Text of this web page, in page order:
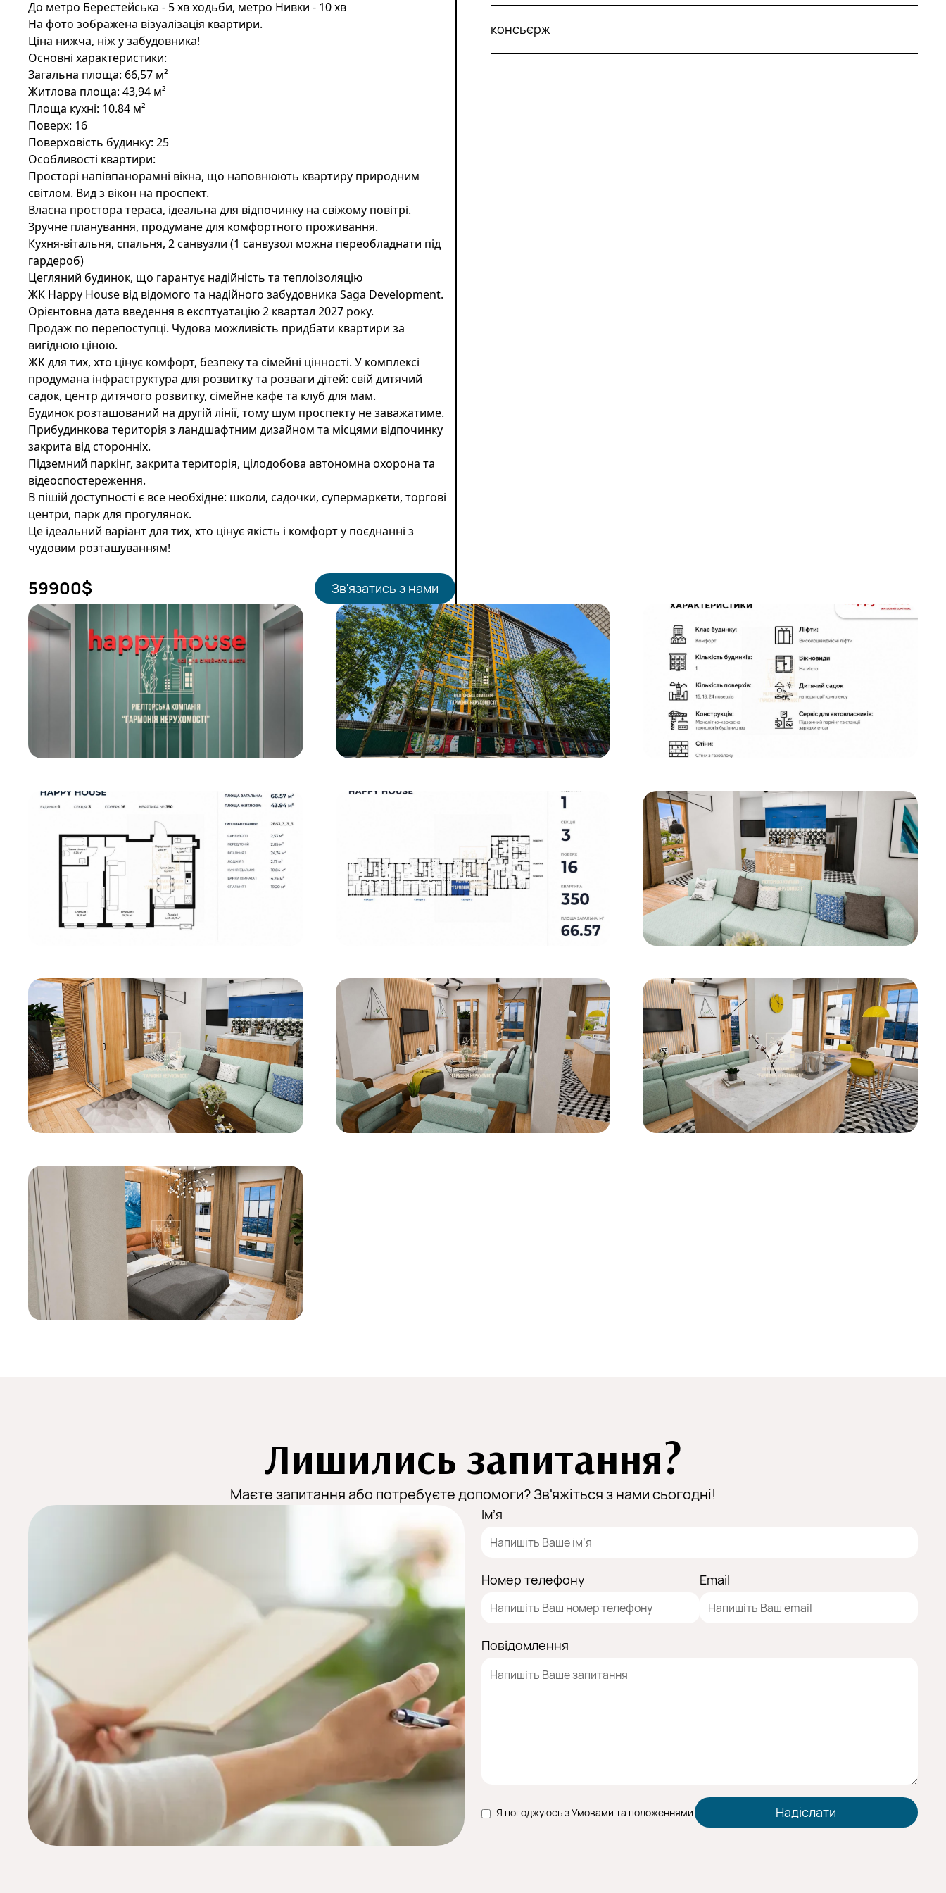
До метро Берестейська - 5 хв ходьби, метро Нивки - 10 хв
На фото зображена візуалізація квартири.
Ціна нижча, ніж у забудовника!
Основні характеристики:
Загальна площа: 66,57 м²
Житлова площа: 43,94 м²
Площа кухні: 10.84 м²
Поверх: 16
Поверховість будинку: 25
Особливості квартири:
Просторі напівпанорамні вікна, що наповнюють квартиру природним
світлом. Вид з вікон на проспект.
Власна простора тераса, ідеальна для відпочинку на свіжому повітрі.
Зручне планування, продумане для комфортного проживання.
Кухня-вітальня, спальня, 2 санвузли (1 санвузол можна переобладнати під
гардероб)
Цегляний будинок, що гарантує надійність та теплоізоляцію
ЖК Happy House від відомого та надійного забудовника Saga Development.
Орієнтовна дата введення в експтуатацію 2 квартал 2027 року.
Продаж по перепоступці. Чудова можливість придбати квартири за
вигідною ціною.
ЖК для тих, хто цінує комфорт, безпеку та сімейні цінності. У комплексі
продумана інфраструктура для розвитку та розваги дітей: свій дитячий
садок, центр дитячого розвитку, сімейне кафе та клуб для мам.
Будинок розташований на другій лінії, тому шум проспекту не заважатиме.
Прибудинкова територія з ландшафтним дизайном та місцями відпочинку
закрита від сторонніх.
Підземний паркінг, закрита територія, цілодобова автономна охорона та
відеоспостереження.
В пішій доступності є все необхідне: школи, садочки, супермаркети, торгові
центри, парк для прогулянок.
Це ідеальний варіант для тих, хто цінує якість і комфорт у поєднанні з
чудовим розташуванням!
59900$ Зв'язатись з нами
консьєрж
Лишились запитання?
Маєте запитання або потребуєте допомоги? Зв'яжіться з нами сьогодні!
Імʼя
Номер телефону Email
Повідомлення
Я погоджуюсь з Умовами та положеннями